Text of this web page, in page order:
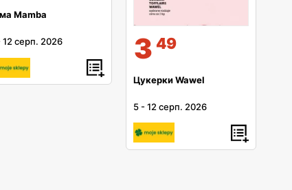
Mamba
12 серп. 2026 3 49
Цукерки Wawel
5 -12 серп. 2026